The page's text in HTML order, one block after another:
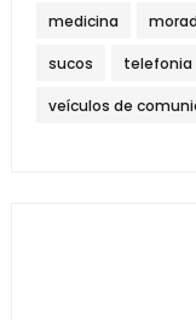
medicina
sucos telefonia
veículos de